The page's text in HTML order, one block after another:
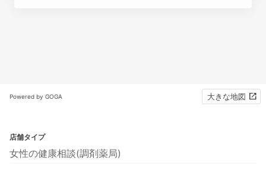
Powered by GOGA 大きな地図
店舗タイプ
女性の健康相談(調剤薬局)